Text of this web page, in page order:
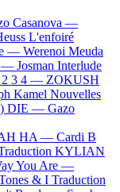
Casanova —
L'enfoiré
— Werenoi Meuda
— Josman Interlude
2 3 4 — ZOKUSH
Kamel Nouvelles
DIE — Gazo
AH HA — Cardi B
KYLIAN
You Are —
& I Traduction